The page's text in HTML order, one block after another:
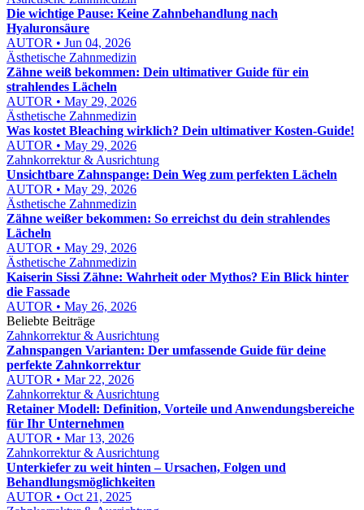
Die wichtige Pause: Keine Zahnbehandlung nach
Hyaluronsäure
AUTOR • Jun 04, 2026
Ästhetische Zahnmedizin
Zähne weiß bekommen: Dein ultimativer Guide für ein
strahlendes Lächeln
AUTOR • May 29, 2026
Ästhetische Zahnmedizin
Was kostet Bleaching wirklich? Dein ultimativer Kosten-Guide!
AUTOR • May 29, 2026
Zahnkorrektur & Ausrichtung
Unsichtbare Zahnspange: Dein Weg zum perfekten Lächeln
AUTOR • May 29, 2026
Ästhetische Zahnmedizin
Zähne weißer bekommen: So erreichst du dein strahlendes
Lächeln
AUTOR • May 29, 2026
Ästhetische Zahnmedizin
Kaiserin Sissi Zähne: Wahrheit oder Mythos? Ein Blick hinter
die Fassade
AUTOR • May 26, 2026
Beliebte Beiträge
Zahnkorrektur & Ausrichtung
Zahnspangen Varianten: Der umfassende Guide für deine
perfekte Zahnkorrektur
AUTOR • Mar 22, 2026
Zahnkorrektur & Ausrichtung
Retainer Modell: Definition, Vorteile und Anwendungsbereiche
für Ihr Unternehmen
AUTOR • Mar 13, 2026
Zahnkorrektur & Ausrichtung
Unterkiefer zu weit hinten – Ursachen, Folgen und
Behandlungsmöglichkeiten
AUTOR • Oct 21, 2025